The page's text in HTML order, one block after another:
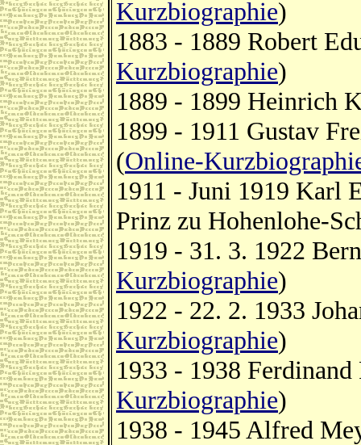
Kurzbiographie)
1883 - 1889 Robert
Kurzbiographie)
1889 - 1899 Heinrich
1899 - 1911 Gustav
(Online-
1911 - Juni 1919 Karl
Prinz zu Hohenlohe-
1919 - 31. 3. 1922
Kurzbiographie)
1922 - 22. 2. 1933
Kurzbiographie)
1933 - 1938
Kurzbiographie)
1938 - 1945 Alfred